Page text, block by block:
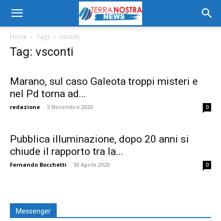
Home Tags Vsconti
Tag: vsconti
Marano, sul caso Galeota troppi misteri e
nel Pd torna ad...
redazione - 5 Novembre 2020 0
Pubblica illuminazione, dopo 20 anni si
chiude il rapporto tra la...
Fernando Bocchetti - 30 Aprile 2020 0
Messenger